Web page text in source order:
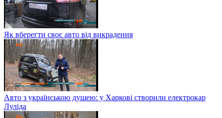
Як вберегти своє авто від викрадення
Авто з українською душею: у Харкові створили електрокар
Луліда